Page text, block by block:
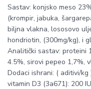
Sastav: konjsko meso
(krompir, jabuka,
biljna vlakna, lososovo
hondriotin, (300mg/kg), i
Analitički sastav: proteini
4.5%, sirovi pepeo 1,7%,
Dodaci ishrani: ( aditivi/kg
vitamin D3 (3a671): 200